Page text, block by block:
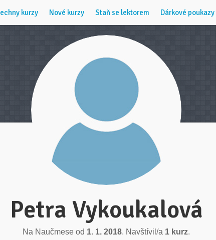
kurzy Nové kurzy Staň se lektorem Dárkové poukazy
Petra Vykoukalová
Na Naučmese od 1. 1. 2018. Navštívil/a 1 kurz.